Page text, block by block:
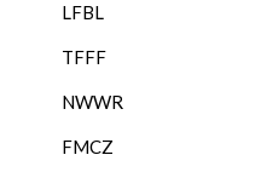
LFBL
TFFF
NWWR
FMCZ